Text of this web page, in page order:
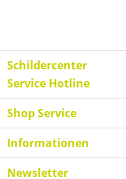
Schildercenter
Service Hotline
Shop Service
Informationen
Newsletter